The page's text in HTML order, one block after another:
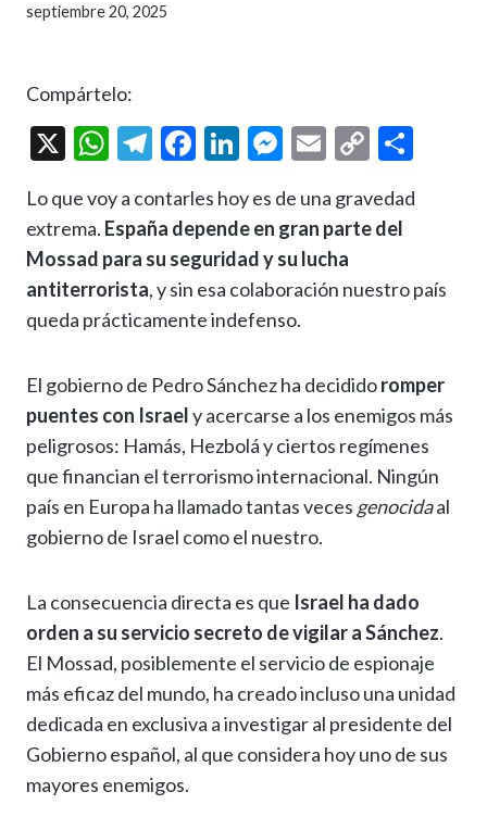
septiembre 20, 2025
Compártelo:
X
W
at
s
A
p
T
e
gr
a
m
F
e
b
o
o
Li
ke
dI
n
M
se
n
g
er
E
ai
l
C
p
y
Li
m
ar
Lo que voy a contarles hoy es de una gravedad
extrema. España depende en gran parte del
Mossad para su seguridad y su lucha
antiterrorista, y sin esa colaboración nuestro país
queda prácticamente indefenso.
El gobierno de Pedro Sánchez ha decididoromper
puentes con Israely acercarse a los enemigos más
peligrosos: Hamás, Hezbolá y ciertos regímenes
que financian el terrorismo internacional. Ningún
país en Europa ha llamado tantas veces genocidaal
gobierno de Israel como el nuestro.
La consecuencia directa es que Israel ha dado
orden a su servicio secreto de vigilar a Sánchez.
El Mossad, posiblemente el servicio de espionaje
más eficaz del mundo, ha creado incluso una unidad
dedicada en exclusiva a investigar al presidente del
Gobierno español, al que considera hoy uno de sus
mayores enemigos.